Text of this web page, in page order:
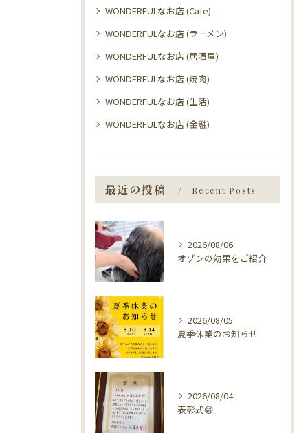
WONDERFULなお店 (Cafe)
WONDERFULなお店 (ラーメン)
WONDERFULなお店 (居酒屋)
WONDERFULなお店 (焼肉)
WONDERFULなお店 (生活)
WONDERFULなお店 (金融)
最近の投稿 Recent Posts
2026/08/06
オゾンの効果をご紹介
2026/08/05
夏季休業のお知らせ
2026/08/04
表彰式😁